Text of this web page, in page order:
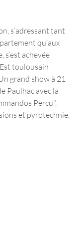
s’adressant tant
qu’aux
s’est achevée
toulousain
grand show à 21
Paulhac avec la
Percu",
et pyrotechnie.